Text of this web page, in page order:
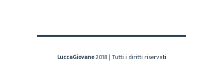
LuccaGiovane2018 | Tutti i diritti riservati